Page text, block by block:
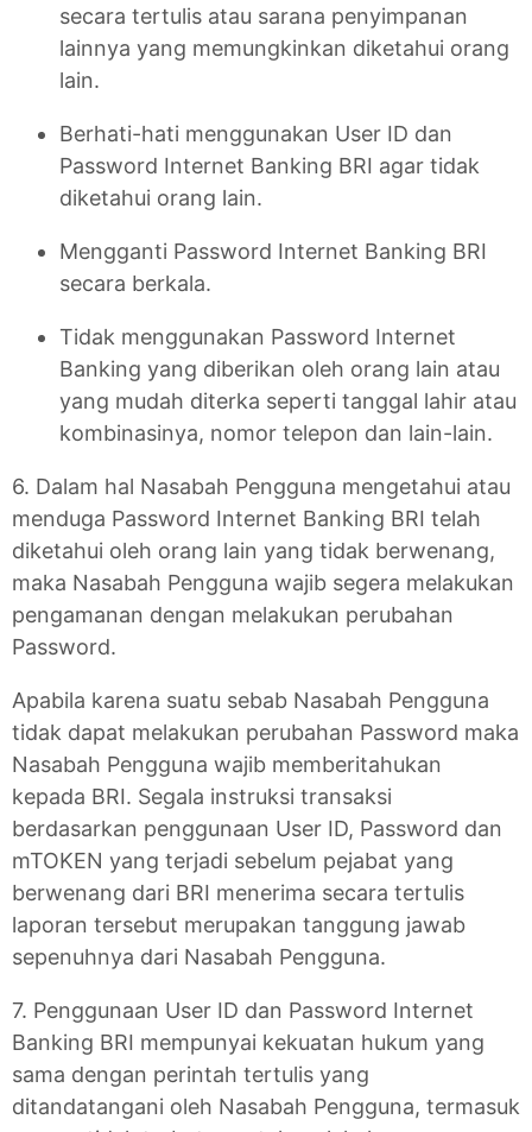
secara tertulis atau sarana penyimpanan
lainnya yang memungkinkan diketahui orang
lain.
Berhati-hati menggunakan User ID dan
Password Internet Banking BRI agar tidak
diketahui orang lain.
Mengganti Password Internet Banking BRI
secara berkala.
Tidak menggunakan Password Internet
Banking yang diberikan oleh orang lain atau
yang mudah diterka seperti tanggal lahir atau
kombinasinya, nomor telepon dan lain-lain.
6. Dalam hal Nasabah Pengguna mengetahui atau
menduga Password Internet Banking BRI telah
diketahui oleh orang lain yang tidak berwenang,
maka Nasabah Pengguna wajib segera melakukan
pengamanan dengan melakukan perubahan
Password.
Apabila karena suatu sebab Nasabah Pengguna
tidak dapat melakukan perubahan Password maka
Nasabah Pengguna wajib memberitahukan
kepada BRI. Segala instruksi transaksi
berdasarkan penggunaan User ID, Password dan
mTOKEN yang terjadi sebelum pejabat yang
berwenang dari BRI menerima secara tertulis
laporan tersebut merupakan tanggung jawab
sepenuhnya dari Nasabah Pengguna.
7. Penggunaan User ID dan Password Internet
Banking BRI mempunyai kekuatan hukum yang
sama dengan perintah tertulis yang
ditandatangani oleh Nasabah Pengguna, termasuk